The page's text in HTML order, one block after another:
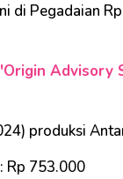
di Pegadaian
Advisory
produksi
Rp 753.000